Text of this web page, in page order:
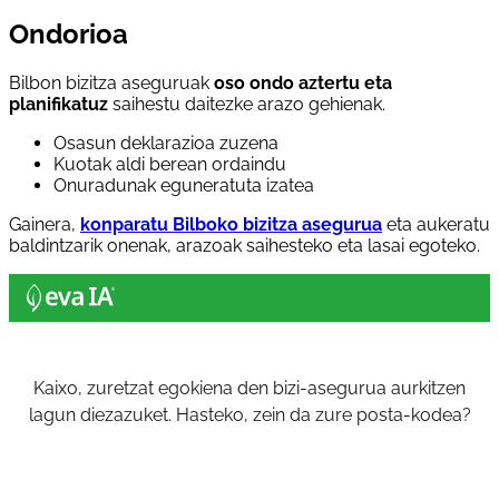
Ondorioa
Bilbon bizitza aseguruak oso ondo aztertu eta
planifikatuz saihestu daitezke arazo gehienak.
Osasun deklarazioa zuzena
Kuotak aldi berean ordaindu
Onuradunak eguneratuta izatea
Gainera, konparatu Bilboko bizitza asegurua eta aukeratu
baldintzarik onenak, arazoak saihesteko eta lasai egoteko.
Kaixo, zuretzat egokiena den bizi-asegurua aurkitzen
lagun diezazuket. Hasteko, zein da zure posta-kodea?